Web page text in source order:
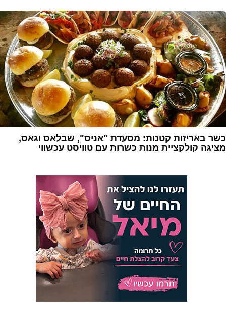
כשר באריזות קטנות: מסעדת "אניס", שבלאס וגאס,
מציגה קולקציית מנות כשרות עם טוויסט עכשווי